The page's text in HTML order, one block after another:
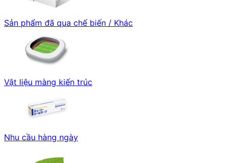
Sản phẩm đã qua chế biến / Khác
Vật liệu màng kiến trúc
Nhu cầu hàng ngày